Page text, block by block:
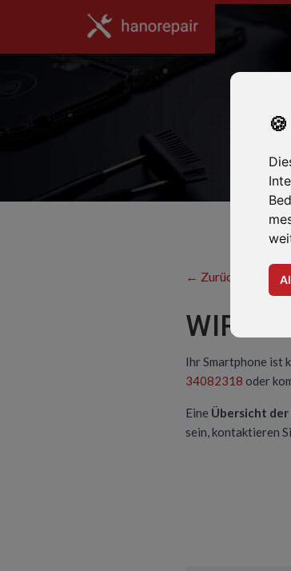
← Zurück zum
WIR
Ihr Smartphone ist
34082318 oder
Eine Übersicht
sein, kontaktieren